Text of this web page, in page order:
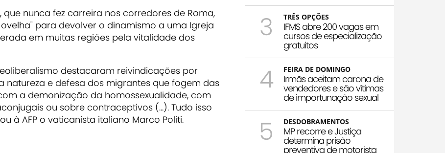
que nunca fez carreira nos corredores de Roma,
para devolver o dinamismo a uma Igreja
em muitas regiões pela vitalidade dos
destacaram reivindicações por
natureza e defesa dos migrantes que fogem das
a demonização da homossexualidade, com
ou sobre contraceptivos (...). Tudo isso
à AFP o vaticanista italiano Marco Politi.
3 TRÊS OPÇÕES
IFMS abre 200 vagas em
cursos de especialização
gratuitos
4 FEIRA DE DOMINGO
Irmãs aceitam carona de
vendedores e são vítimas
de importunação sexual
5 DESDOBRAMENTOS
MP recorre e Justiça
determina prisão
preventiva de motorista